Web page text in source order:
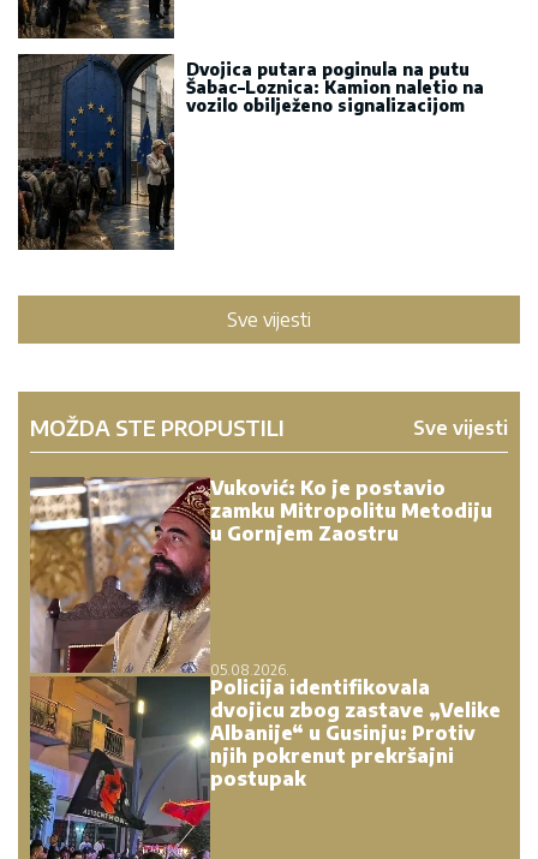
Dvojica putara poginula na putu
Šabac–Loznica: Kamion naletio na
vozilo obilježeno signalizacijom
Sve vijesti
MOŽDA STE PROPUSTILI Sve vijesti
Vuković: Ko je postavio
zamku Mitropolitu Metodiju
u Gornjem Zaostru
05.08.2026.
Policija identifikovala
dvojicu zbog zastave „Velike
Albanije“ u Gusinju: Protiv
njih pokrenut prekršajni
postupak